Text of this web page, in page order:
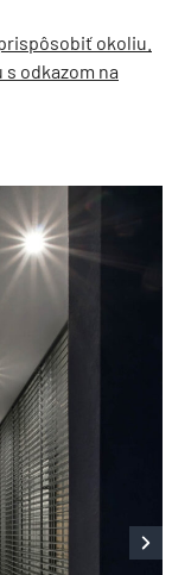
okoliu.
odkazom na